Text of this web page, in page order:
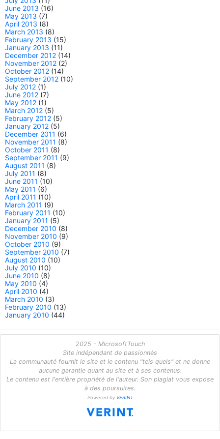
June 2013 (16)
May 2013 (7)
April 2013 (8)
March 2013 (8)
February 2013 (15)
January 2013 (11)
December 2012 (14)
November 2012 (2)
October 2012 (14)
September 2012 (10)
July 2012 (1)
June 2012 (7)
May 2012 (1)
March 2012 (5)
February 2012 (5)
January 2012 (5)
December 2011 (6)
November 2011 (8)
October 2011 (8)
September 2011 (9)
August 2011 (8)
July 2011 (8)
June 2011 (10)
May 2011 (6)
April 2011 (10)
March 2011 (9)
February 2011 (10)
January 2011 (5)
December 2010 (8)
November 2010 (9)
October 2010 (9)
September 2010 (7)
August 2010 (10)
July 2010 (10)
June 2010 (8)
May 2010 (4)
April 2010 (4)
March 2010 (3)
February 2010 (13)
January 2010 (44)
2025 - MicrosoftTouch
Site indépendant de passionnés
La communauté fournit le site et le contenu "tels quels" et ne donne
aucune garantie quant au site et à ses contenus.
Le contenu est l'entière propriété de l'auteur. Son plagiat vous expose
à des poursuites.
Powered by VERINT